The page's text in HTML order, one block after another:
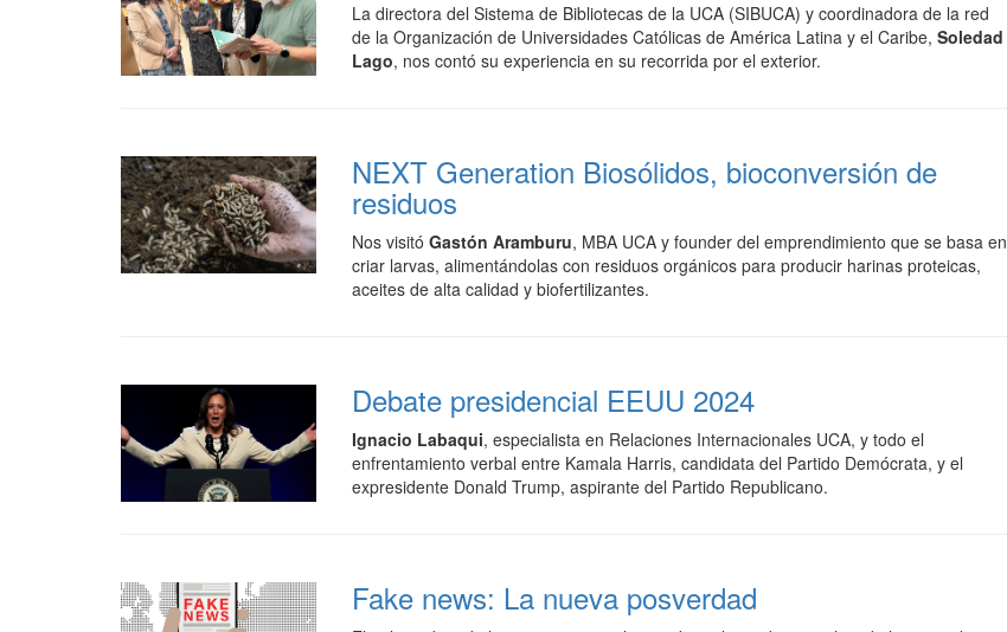
La directora del Sistema de Bibliotecas de la UCA (SIBUCA) y coordinadora de la red
de la Organización de Universidades Católicas de América Latina y el Caribe, Soledad
Lago, nos contó su experiencia en su recorrida por el exterior.
NEXT Generation Biosólidos, bioconversión de
residuos
Nos visitó Gastón Aramburu, MBA UCA y founder del emprendimiento que se basa en
criar larvas, alimentándolas con residuos orgánicos para producir harinas proteicas,
aceites de alta calidad y biofertilizantes.
Debate presidencial EEUU 2024
Ignacio Labaqui, especialista en Relaciones Internacionales UCA, y todo el
enfrentamiento verbal entre Kamala Harris, candidata del Partido Demócrata, y el
expresidente Donald Trump, aspirante del Partido Republicano.
Fake news: La nueva posverdad